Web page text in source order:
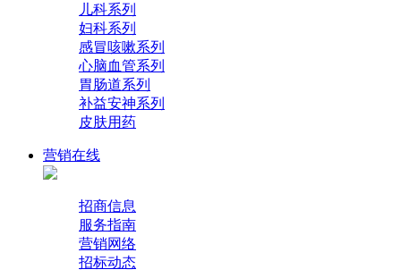
儿科系列
妇科系列
感冒咳嗽系列
心脑血管系列
胃肠道系列
补益安神系列
皮肤用药
营销在线
招商信息
服务指南
营销网络
招标动态